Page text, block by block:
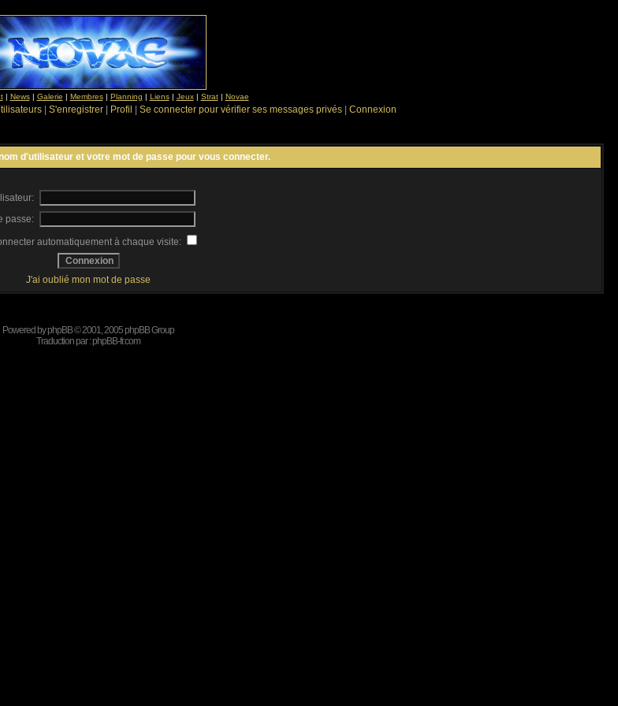
| News| Galerie | Membres| Planning | Liens| Jeux| Strat| Novae
S'enregistrer Profil Se connecter pour vérifier ses messages privés Connexion
d'utilisateur et votre mot de passe pour vous connecter.
passe:
automatiquement à chaque visite:
J'ai oublié mon mot de passe
Powered byphpBB© 2001, 2005 phpBB Group
Traduction par :phpBB-fr.com